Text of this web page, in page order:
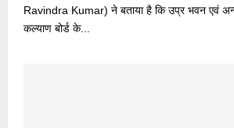
Ravindra Kumar) ने बताया है कि उप्र भवन एवं अन्य
कल्याण बोर्ड के...